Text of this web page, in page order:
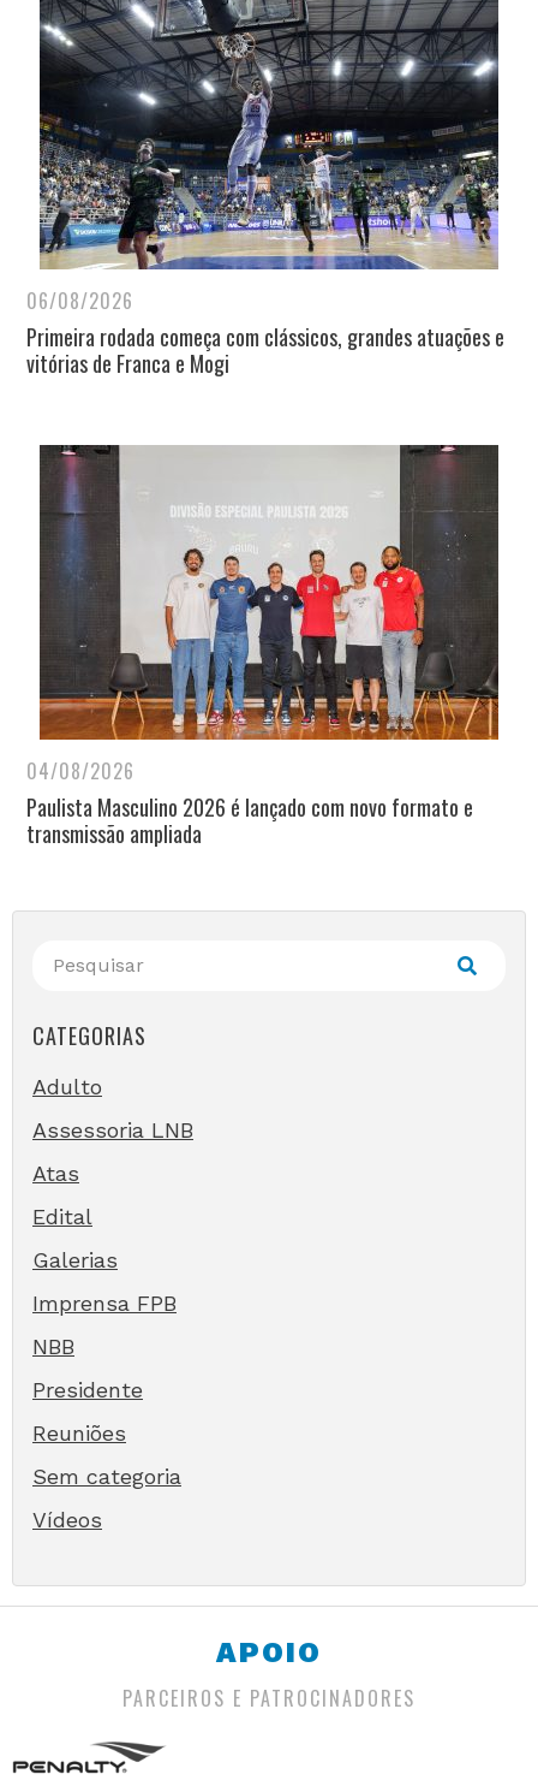
06/08/2026
Primeira rodada começa com clássicos, grandes atuações e
vitórias de Franca e Mogi
04/08/2026
Paulista Masculino 2026 é lançado com novo formato e
transmissão ampliada
CATEGORIAS
Adulto
Assessoria LNB
Atas
Edital
Galerias
Imprensa FPB
NBB
Presidente
Reuniões
Sem categoria
Vídeos
APOIO
PARCEIROS E PATROCINADORES